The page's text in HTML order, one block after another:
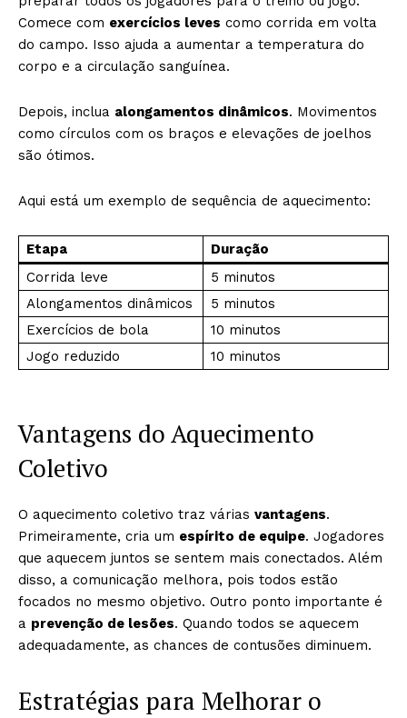
Comece com exercícios leves como corrida em volta
do campo. Isso ajuda a aumentar a temperatura do
corpo e a circulação sanguínea.
Depois, inclua alongamentos dinâmicos. Movimentos
como círculos com os braços e elevações de joelhos
são ótimos.
Aqui está um exemplo de sequência de aquecimento:
Etapa
Duração
Corrida leve
5 minutos
Alongamentos dinâmicos
5 minutos
Exercícios de bola
10 minutos
Jogo reduzido
10 minutos
Vantagens do Aquecimento
Coletivo
O aquecimento coletivo traz várias vantagens.
Primeiramente, cria um espírito de equipe. Jogadores
que aquecem juntos se sentem mais conectados. Além
disso, a comunicação melhora, pois todos estão
focados no mesmo objetivo. Outro ponto importante é
a prevenção de lesões. Quando todos se aquecem
adequadamente, as chances de contusões diminuem.
Estratégias para Melhorar o